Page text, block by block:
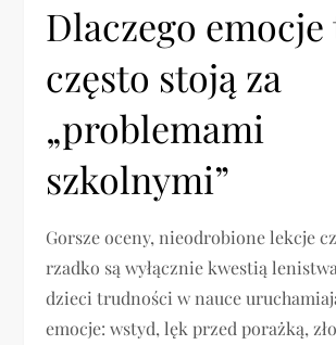
Dlaczego emocje
często stoją za
„problemami
szkolnymi”
Gorsze oceny, nieodrobione lekcje
rzadko są wyłącznie kwestią
dzieci trudności w nauce
emocje: wstyd, lęk przed porażką,